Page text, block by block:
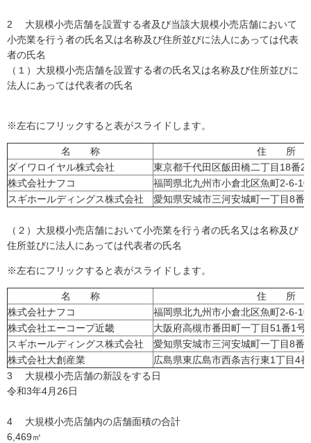
2 大規模小売店舗を設置する者及び当該大規模小売店舗において
小売業を行う者の氏名又は名称及び住所並びに法人にあっては代表
者の氏名
（１）大規模小売店舗を設置する者の氏名又は名称及び住所並びに
法人にあっては代表者の氏名
※左右にフリックすると表がスライドします。
名 称
住 所
ダイワロイヤル株式会社
東京都千代田区飯田橋二丁目18番2
株式会社ナフコ
福岡県北九州市小倉北区魚町2-6-10
スギホールディングス株式会社
愛知県安城市三河安城町一丁目8番
（２）大規模小売店舗において小売業を行う者の氏名又は名称及び
住所並びに法人にあっては代表者の氏名
※左右にフリックすると表がスライドします。
名 称
住 所
株式会社ナフコ
福岡県北九州市小倉北区魚町2-6-10
株式会社エーコープ近畿
大阪府高槻市番田町一丁目51番1号
スギホールディングス株式会社
愛知県安城市三河安城町一丁目8番
株式会社大創産業
広島県東広島市西条吉行東1丁目4
3 大規模小売店舗の新設をする日
令和3年4月26日
4 大規模小売店舗内の店舗面積の合計
6,469㎡